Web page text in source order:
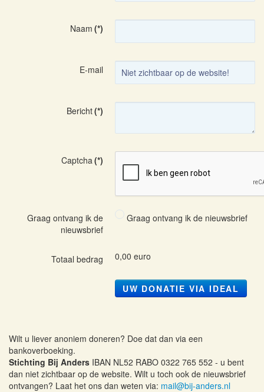
Naam (*)
E-mail
Bericht(*)
Captcha(*)
Graag ontvang ik de
nieuwsbrief
Graag ontvang ik de nieuwsbrief
Totaal bedrag 0,00 euro
UW DONATIE VIA IDEAL
Wilt u liever anoniem doneren? Doe dat dan via een
bankoverboeking.
Stichting Bij Anders IBAN NL52 RABO 0322 765 552 - u bent
dan niet zichtbaar op de website. Wilt u toch ook de nieuwsbrief
ontvangen? Laat het ons dan weten via: mail@bij-anders.nl